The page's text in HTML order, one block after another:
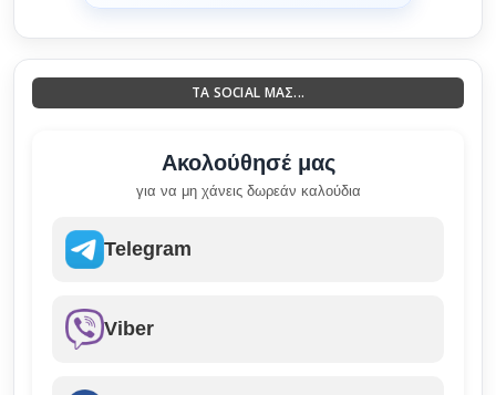
ΤΑ SOCIAL ΜΑΣ...
Ακολούθησέ μας
για να μη χάνεις δωρεάν καλούδια
Telegram
Viber